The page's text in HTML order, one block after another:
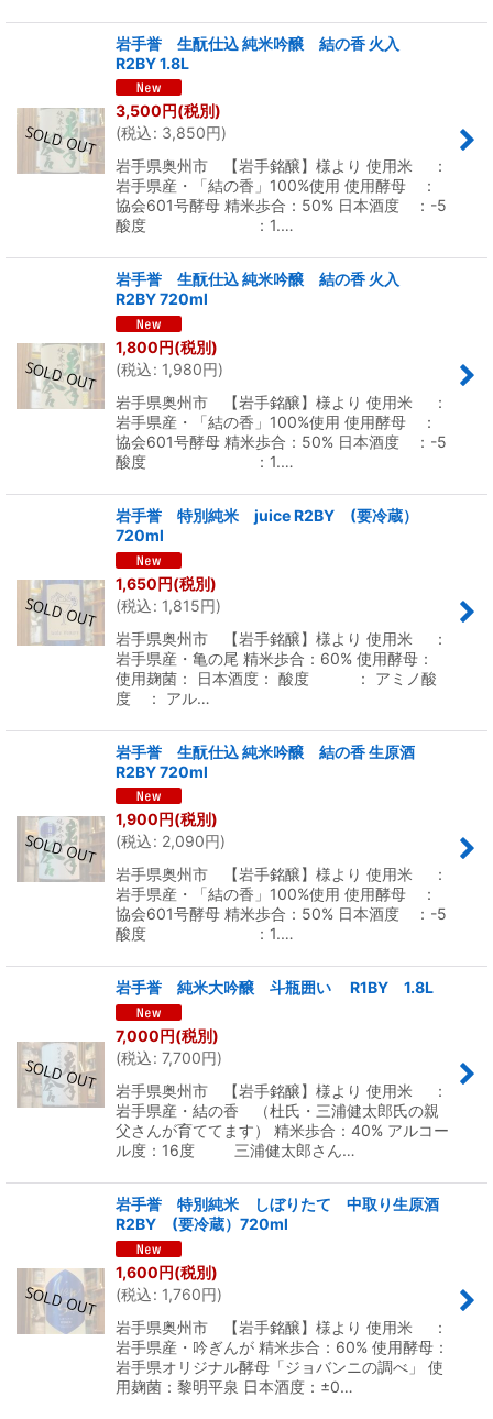
岩手誉 生酛仕込 純米吟醸 結の香 火入
R2BY 1.8L
3,500 円(税別)
(税込: 3,850円)
岩手県奥州市 【岩手銘醸】様より 使用米 ：
岩手県産・「結の香」100%使用 使用酵母 ：
協会601号酵母 精米歩合：50% 日本酒度 ：-5
酸度 ：1.…
岩手誉 生酛仕込 純米吟醸 結の香 火入
R2BY 720ml
1,800円(税別)
(税込: 1,980円)
岩手県奥州市 【岩手銘醸】様より 使用米 ：
岩手県産・「結の香」100%使用 使用酵母 ：
協会601号酵母 精米歩合：50% 日本酒度 ：-5
酸度 ：1.…
岩手誉 特別純米 juice R2BY (要冷蔵）
720ml
1,650円(税別)
(税込: 1,815円)
岩手県奥州市 【岩手銘醸】様より 使用米 ：
岩手県産・亀の尾 精米歩合：60% 使用酵母：
使用麹菌： 日本酒度： 酸度 ： アミノ酸
度 ： アル…
岩手誉 生酛仕込 純米吟醸 結の香 生原酒
R2BY 720ml
1,900 円(税別)
(税込: 2,090円)
岩手県奥州市 【岩手銘醸】様より 使用米 ：
岩手県産・「結の香」100%使用 使用酵母 ：
協会601号酵母 精米歩合：50% 日本酒度 ：-5
酸度 ：1.…
岩手誉 純米大吟醸 斗瓶囲い R1BY 1.8L
7,000円(税別)
(税込: 7,700円)
岩手県奥州市 【岩手銘醸】様より 使用米 ：
岩手県産・結の香 （杜氏・三浦健太郎氏の親
父さんが育ててます） 精米歩合：40% アルコー
ル度：16度 三浦健太郎さん…
岩手誉 特別純米 しぼりたて 中取り生原酒
R2BY (要冷蔵）720ml
1,600円(税別)
(税込: 1,760円)
岩手県奥州市 【岩手銘醸】様より 使用米 ：
岩手県産・吟ぎんが 精米歩合：60% 使用酵母：
岩手県オリジナル酵母「ジョバンニの調べ」 使
用麹菌：黎明平泉 日本酒度：±0…